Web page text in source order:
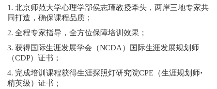
1. 北京师范大学心理学部侯志瑾教授牵头，两岸三地专家共
同打造，确保课程品质；
2. 全程专家指导，全方位保障培训效果；
3. 获得国际生涯发展学会（NCDA ）国际生涯发展规划师
（CDP）证书；
4. 完成培训课程获得生涯探照灯研究院CPE（生涯规划师·
精英级）证书；